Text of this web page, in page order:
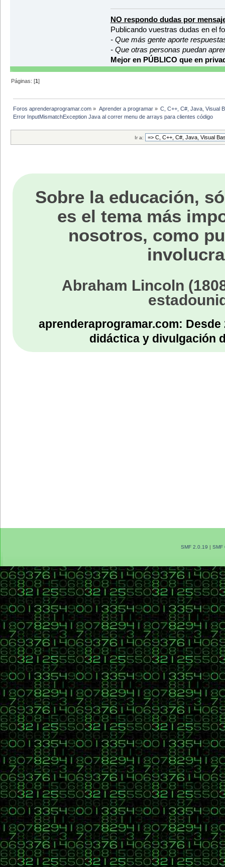
NO respondo dudas por
Publicando vuestras dudas en el
- Que más gente aporte
- Que otras personas puedan
Mejor en PÚBLICO que en
Páginas: [1]
Foros aprenderaprogramar.com » Aprender a programar» C, C++, C#, Java, Visual
Error InputMismatchException Java al correr menu de arrays para clientes código
Ir a:
Sobre la educación,
es el tema más
nosotros, como
Abraham Lincoln
aprenderaprogramar.com:
didáctica y divulgación
SMF 2.0.19 | SMF